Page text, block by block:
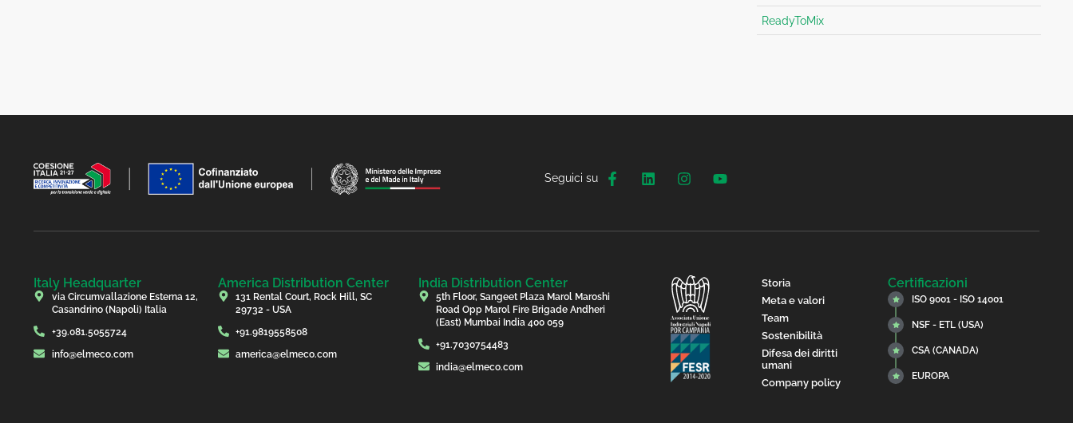
ReadyToMix
Seguici su
Italy Headquarter
via Circumvallazione Esterna 12,
Casandrino (Napoli) Italia
+39.081.5055724
info@elmeco.com
America Distribution Center
131 Rental Court, Rock Hill, SC
29732 - USA
+91.9819558508
america@elmeco.com
India Distribution Center
5th Floor, Sangeet Plaza Marol Maroshi
Road Opp Marol Fire Brigade Andheri
(East) Mumbai India 400 059
+91.7030754483
india@elmeco.com
Storia
Meta e valori
Team
Sostenibilità
Difesa dei diritti
umani
Company policy
Certificazioni
ISO 9001 - ISO 14001
NSF - ETL (USA)
CSA (CANADA)
EUROPA